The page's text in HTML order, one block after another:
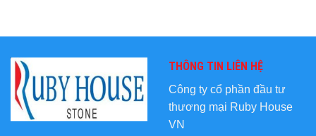
THÔNG TIN LIÊN HỆ
Công ty cổ phần đầu tư
thương mại Ruby House
VN